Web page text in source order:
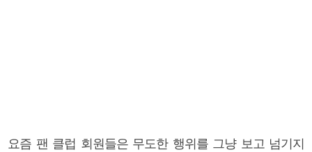
요즘 팬 클럽 회원들은 무도한 행위를 그냥 보고 넘기지